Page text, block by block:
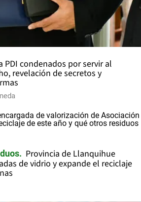
PDI condenados por servir al
revelación de secretos y
Provincia de Llanquihue
de vidrio y expande el reciclaje